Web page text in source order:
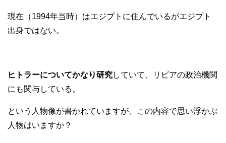
現在（1994年当時）はエジプトに住んでいるがエジプト
出身ではない。
ヒトラーについてかなり研究していて、リビアの政治機関
にも関与している。
という人物像が書かれていますが、この内容で思い浮かぶ
人物はいますか？